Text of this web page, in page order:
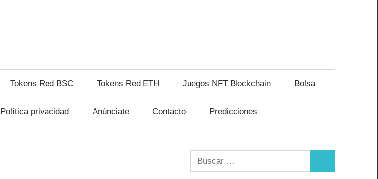
Tokens Red BSC Tokens Red ETH Juegos NFT Blockchain Bolsa
Política privacidad Anúnciate Contacto Predicciones
Buscar: